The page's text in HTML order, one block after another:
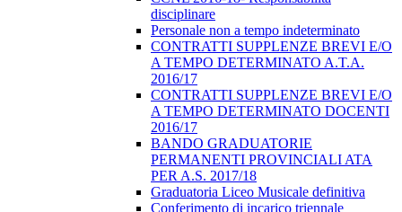
disciplinare
Personale non a tempo indeterminato
CONTRATTI SUPPLENZE BREVI E/O
A TEMPO DETERMINATO A.T.A.
2016/17
CONTRATTI SUPPLENZE BREVI E/O
A TEMPO DETERMINATO DOCENTI
2016/17
BANDO GRADUATORIE
PERMANENTI PROVINCIALI ATA
PER A.S. 2017/18
Graduatoria Liceo Musicale definitiva
Conferimento di incarico triennale